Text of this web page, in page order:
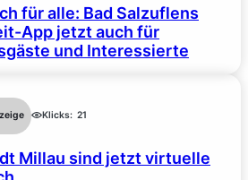
für alle: Bad Salzuflens
App jetzt auch für
und Interessierte
Klicks: 21
Millau sind jetzt virtuelle